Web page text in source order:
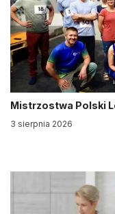
Mistrzostwa Polski
3 sierpnia 2026